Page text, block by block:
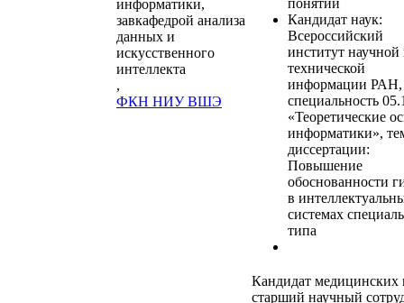
информатики,
завкафедрой анализа
данных и
искусственного
интеллекта
,
ФКН НИУ ВШЭ
понятий
Кандидат наук:
Всероссийский
институт научной
технической
информации РАН,
специальность
«Теоретические
информатики»,
диссертации:
Повышение
обоснованности
в
системах
типа
Кандидат медицинских
старший научный